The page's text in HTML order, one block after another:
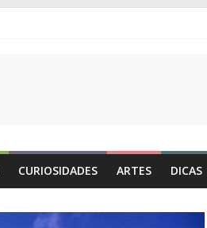
CURIOSIDADES ARTES DICAS